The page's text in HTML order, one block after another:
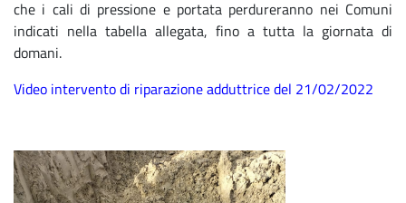
che i cali di pressione e portata perdureranno nei Comuni
indicati nella tabella allegata, fino a tutta la giornata di
domani.
Video intervento di riparazione adduttrice del 21/02/2022